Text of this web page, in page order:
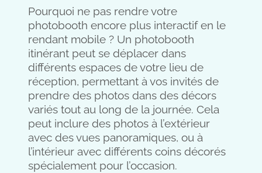
Pourquoi ne pas rendre votre
photobooth encore plus interactif en le
rendant mobile ? Un photobooth
itinérant peut se déplacer dans
différents espaces de votre lieu de
réception, permettant à vos invités de
prendre des photos dans des décors
variés tout au long de la journée. Cela
peut inclure des photos à l’extérieur
avec des vues panoramiques, ou à
l’intérieur avec différents coins décorés
spécialement pour l’occasion.